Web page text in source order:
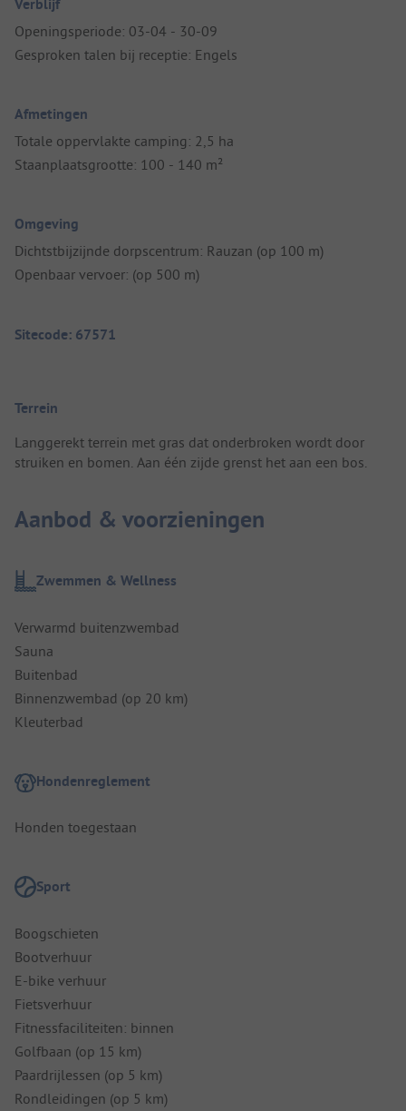
Verblijf
Openingsperiode: 03-04 - 30-09
Gesproken talen bij receptie: Engels
Afmetingen
Totale oppervlakte camping: 2,5 ha
Staanplaatsgrootte: 100 - 140 m²
Omgeving
Dichtstbijzijnde dorpscentrum: Rauzan (op 100 m)
Openbaar vervoer: (op 500 m)
Sitecode: 67571
Terrein
Langgerekt terrein met gras dat onderbroken wordt door
struiken en bomen. Aan één zijde grenst het aan een bos.
Aanbod & voorzieningen
Zwemmen & Wellness
Verwarmd buitenzwembad
Sauna
Buitenbad
Binnenzwembad (op 20 km)
Kleuterbad
Hondenreglement
Honden toegestaan
Sport
Boogschieten
Bootverhuur
E-bike verhuur
Fietsverhuur
Fitnessfaciliteiten: binnen
Golfbaan (op 15 km)
Paardrijlessen (op 5 km)
Rondleidingen (op 5 km)